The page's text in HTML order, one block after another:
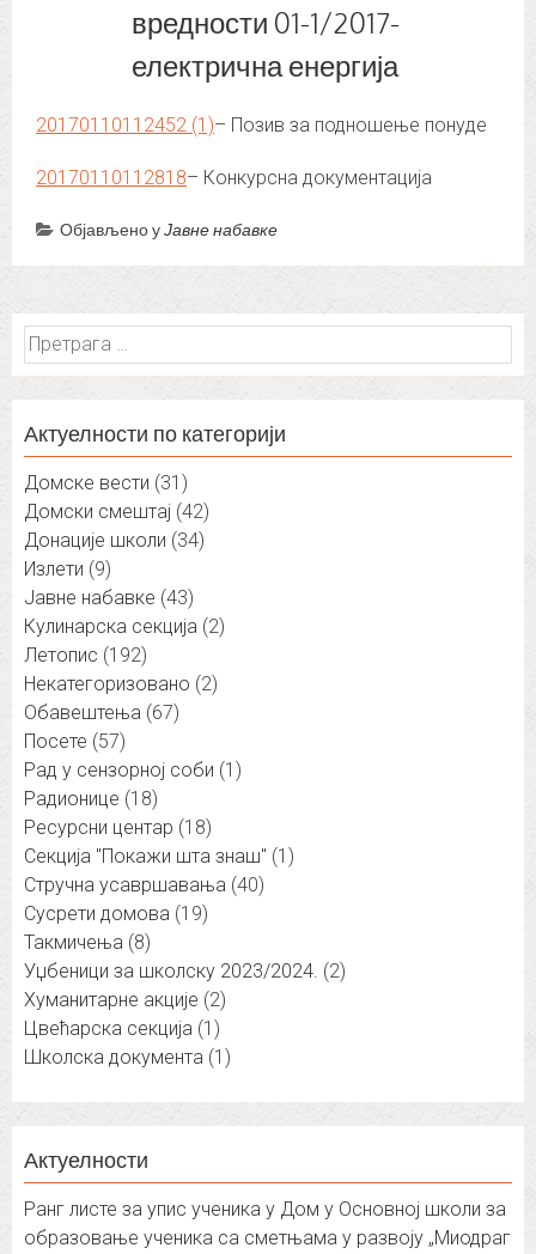
вредности 01-1/2017-
електрична енергија
20170110112452 (1)– Позив за подношење понуде
20170110112818– Конкурсна документација
Објављено уЈавне набавке
Претрага
за:
Актуелности по категорији
Домске вести (31)
Домски смештај (42)
Донације школи (34)
Излети (9)
Јавне набавке (43)
Кулинарска секција (2)
Летопис (192)
Некатегоризовано (2)
Обавештења (67)
Посете (57)
Рад у сензорној соби (1)
Радионице (18)
Ресурсни центар (18)
Секција "Покажи шта знаш" (1)
Стручна усавршавања (40)
Сусрети домова (19)
Такмичења (8)
Уџбеници за школску 2023/2024. (2)
Хуманитарне акције (2)
Цвећарска секција (1)
Школска документа (1)
Актуелности
Ранг листе за упис ученика у Дом у Основној школи за
образовање ученика са сметњама у развоју „Миодраг